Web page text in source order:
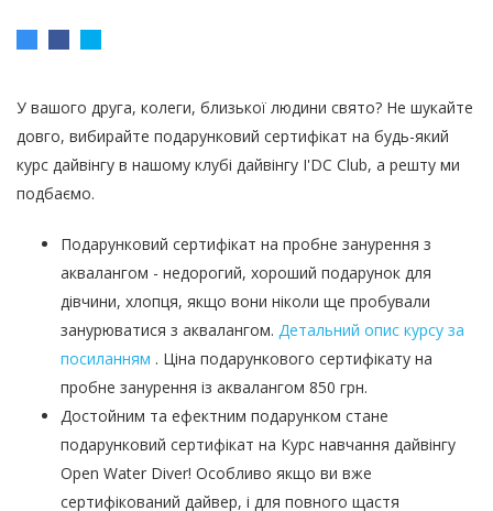
У вашого друга, колеги, близької людини свято? Не шукайте
довго, вибирайте подарунковий сертифікат на будь-який
курс дайвінгу в нашому клубі дайвінгу I'DC Club, а решту ми
подбаємо.
Подарунковий сертифікат на пробне занурення з
аквалангом - недорогий, хороший подарунок для
дівчини, хлопця, якщо вони ніколи ще пробували
занурюватися з аквалангом. Детальний опис курсу за
посиланням . Ціна подарункового сертифікату на
пробне занурення із аквалангом 850 грн.
Достойним та ефектним подарунком стане
подарунковий сертифікат на Курс навчання дайвінгу
Open Water Diver! Особливо якщо ви вже
сертифікований дайвер, і для повного щастя